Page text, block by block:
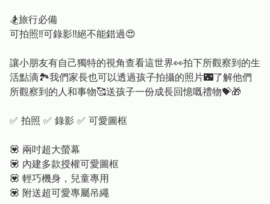
🏂旅行必備
可拍照‼️可錄影‼️絕不能錯過😍
讓小朋友有自己獨特的視角查看這世界👀拍下所觀察到的生
活點滴🏞我們家長也可以透過孩子拍攝的照片🌃了解他們
所觀察到的人和事物🥰送孩子一份成長回憶嘅禮物💝🎁
✅ 拍照 ✅ 錄影 ✅ 可愛圖框
💟 兩吋超大螢幕
💟 內建多款授權可愛圖框
💟 輕巧機身，兒童專用
💟 附送超可愛專屬吊繩